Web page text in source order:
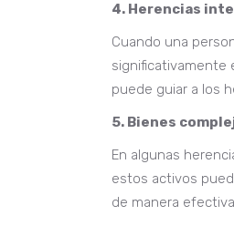
4. Herencias
Cuando una
significativamente
puede guiar a los
5. Bienes
En algunas
estos activos
de manera